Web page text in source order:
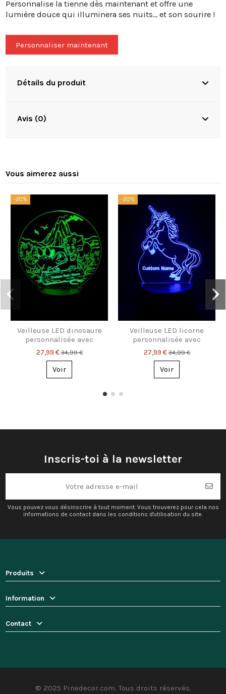
Personnalise la tienne dès maintenant et offre une
lumière douce qui illuminera ses nuits… et son sourire !
Personnaliser maintenant
Détails du produit
Avis (0)
Vous aimerez aussi
-20%
Veilleuse LED dinosaure
personnalisée avec
prénom – Cadeau parfait
pour enfants
27,99 €34,99 €
Voir
-20%
Veilleuse LED licorne
personnalisée avec
prénom – cadeau
féerique pour enfants
27,99 €34,99 €
Voir
Inscris-toi à la newsletter
Vous pouvez vous désinscrire à tout moment. Vous trouverez pour cela nos
informations de contact dans les conditions d'utilisation du site.
Produits
Information
Contact
© 2025 Pinedecor.com. Tous droits réservés.